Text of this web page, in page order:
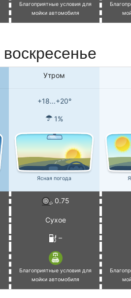
Благоприятные условия для
мойки автомобиля
воскресенье
Утром
+18...+20°
1%
Ясная погода
0.75
Сухое
–
Благоприятные условия для
мойки автомобиля